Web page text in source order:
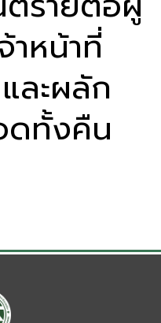
าหน้าที่
ละผลัก
ดทั้งคืน